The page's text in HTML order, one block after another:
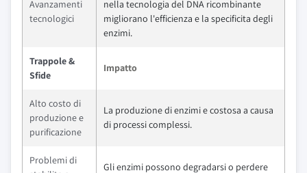
Avanzamenti
tecnologici
nella tecnologia del DNA ricombinante
migliorano l'efficienza e la specificita degli
enzimi.
Trappole &
Sfide
Impatto
Alto costo di
produzione e
purificazione
La produzione di enzimi e costosa a causa
di processi complessi.
Problemi di
Gli enzimi possono degradarsi o perdere